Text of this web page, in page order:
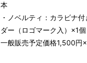
本
・ノベルティ：カラビナ
ダー（ロゴマーク入）×1個
一般販売予定価格